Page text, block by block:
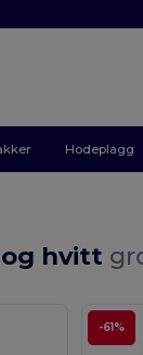
Hodeplagg
hvitt
-61%